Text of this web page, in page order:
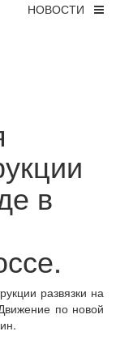
НОВОСТИ
в
развязки на
по новой